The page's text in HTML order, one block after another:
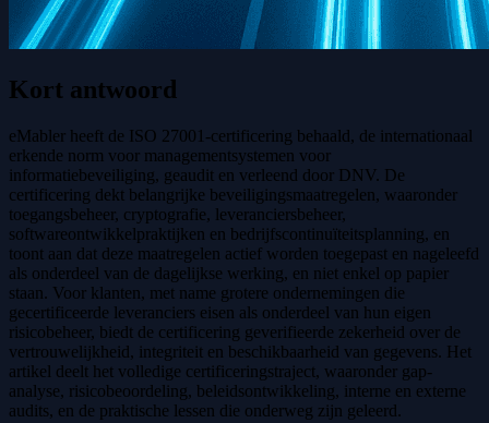
Kort antwoord
eMabler heeft de ISO 27001-certificering behaald, de internationaal
erkende norm voor managementsystemen voor
informatiebeveiliging, geaudit en verleend door DNV. De
certificering dekt belangrijke beveiligingsmaatregelen, waaronder
toegangsbeheer, cryptografie, leveranciersbeheer,
softwareontwikkelpraktijken en bedrijfscontinuïteitsplanning, en
toont aan dat deze maatregelen actief worden toegepast en nageleefd
als onderdeel van de dagelijkse werking, en niet enkel op papier
staan. Voor klanten, met name grotere ondernemingen die
gecertificeerde leveranciers eisen als onderdeel van hun eigen
risicobeheer, biedt de certificering geverifieerde zekerheid over de
vertrouwelijkheid, integriteit en beschikbaarheid van gegevens. Het
artikel deelt het volledige certificeringstraject, waaronder gap-
analyse, risicobeoordeling, beleidsontwikkeling, interne en externe
audits, en de praktische lessen die onderweg zijn geleerd.